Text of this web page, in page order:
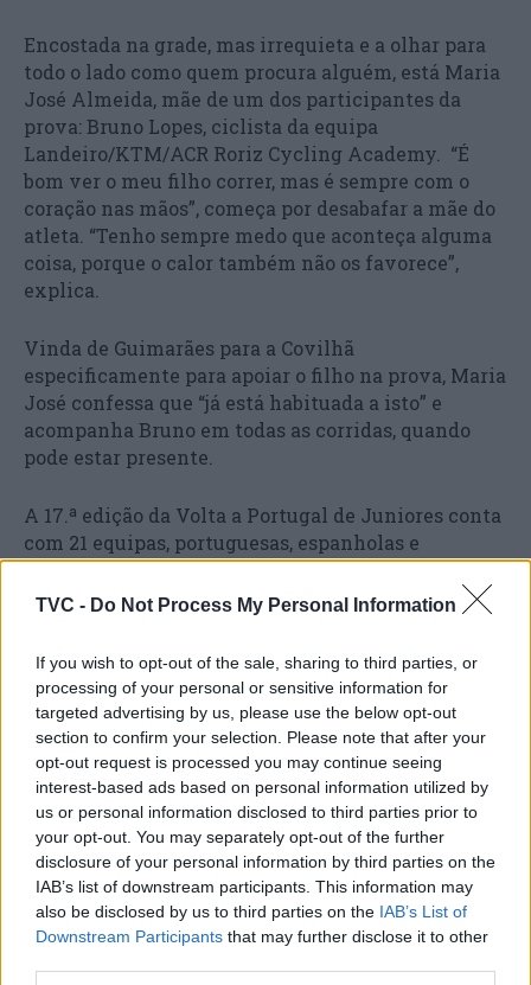
TVC - Do Not Process My Personal Information
If you wish to opt-out of the sale, sharing to third parties, or
processing of your personal or sensitive information for
targeted advertising by us, please use the below opt-out
section to confirm your selection. Please note that after your
opt-out request is processed you may continue seeing
interest-based ads based on personal information utilized by
us or personal information disclosed to third parties prior to
your opt-out. You may separately opt-out of the further
disclosure of your personal information by third parties on the
IAB’s list of downstream participants. This information may
also be disclosed by us to third parties on the IAB’s List of
Downstream Participants that may further disclose it to other
Encostada na grade, mas irrequieta e a olhar para
todo o lado como quem procura alguém, está Maria
José Almeida, mãe de um dos participantes da
prova: Bruno Lopes, ciclista da equipa
Landeiro/KTM/ACR Roriz Cycling Academy. “É
bom ver o meu filho correr, mas é sempre com o
coração nas mãos”, começa por desabafar a mãe do
atleta. “Tenho sempre medo que aconteça alguma
coisa, porque o calor também não os favorece”,
explica.
Vinda de Guimarães para a Covilhã
especificamente para apoiar o filho na prova, Maria
José confessa que “já está habituada a isto” e
acompanha Bruno em todas as corridas, quando
pode estar presente.
A 17.ª edição da Volta a Portugal de Juniores conta
com 21 equipas, portuguesas, espanholas e
francesas e 125 ciclistas a pedalarem pela zona das
Beiras e Serra da Estrela. Na segunda etapa, os
jovens correm de Penamacor até ao Sabugal
amanhã, sexta-feira. No sábado, saem de Almeida
até Manteigas e a prova termina no domingo, 27,
em Celorico da Beira.